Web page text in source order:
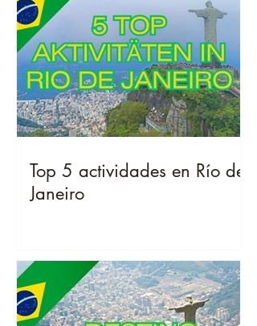
Top 5 actividades en Río de
Janeiro